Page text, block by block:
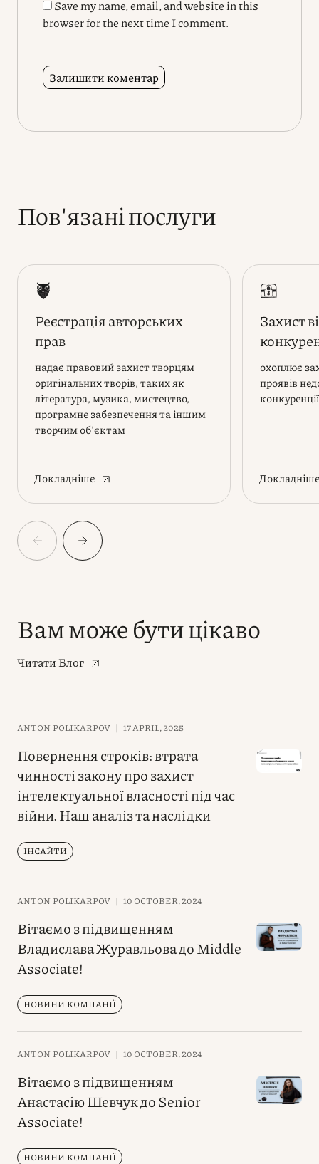
Save my name, email, and website in this
browser for the next time I comment.
Пов'язані послуги
Реєстрація авторських
прав
надає правовий захист творцям
оригінальних творів, таких як
література, музика, мистецтво,
програмне забезпечення та іншим
творчим обʼєктам
Докладніше
Захист
охоплює
проявів
конкуренції
Докладніше
Вам може бути цікаво
Читати Блог
ANTON POLIKARPOV | 17 APRIL, 2025
Повернення строків: втрата
чинності закону про захист
інтелектуальної власності під час
війни. Наш аналіз та наслідки
ІНСАЙТИ
ANTON POLIKARPOV | 10 OCTOBER, 2024
Вітаємо з підвищенням
Владислава Журавльова до Middle
Associate!
НОВИНИ КОМПАНІЇ
ANTON POLIKARPOV | 10 OCTOBER, 2024
Вітаємо з підвищенням
Анастасію Шевчук до Senior
Associate!
НОВИНИ КОМПАНІЇ